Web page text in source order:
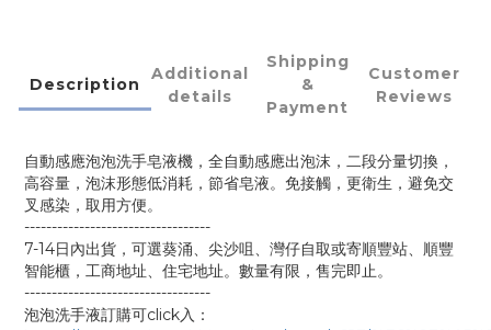
Description
Additional
details
Shipping
&
Payment
Customer
Reviews
自動感應泡泡洗手皂液機，全自動感應出泡沫，二段分量切換，
高容量，泡沫形態低消耗，節省皂液。免接觸，更衛生，避免交
叉感染，取用方便。
----------------------------------
7-14日內出貨，可選葵涌、尖沙咀、灣仔自取或寄順豐站、順豐
智能櫃，工商地址、住宅地址。數量有限，售完即止。
----------------------------------
泡泡洗手液訂購可click入：